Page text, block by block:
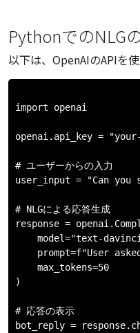
PythonでのNLG
以下は、OpenAIのAPIを
import openai
openai.api_key =
# ユーザーからの入力
user_input = "Can you
# NLGによる応答生成
response =
model="text-
prompt=f"User
    max_tokens=50
)
# 応答の表示
bot_reply =